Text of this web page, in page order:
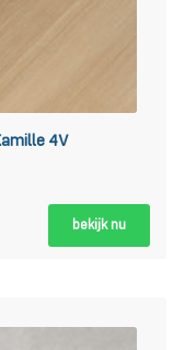
4V
bekijk nu